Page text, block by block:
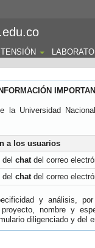
INFORMACIÓN
la Universidad
a los usuarios
chatdel correo
chatdel correo
y análisis,
nombre y
diligenciado y del